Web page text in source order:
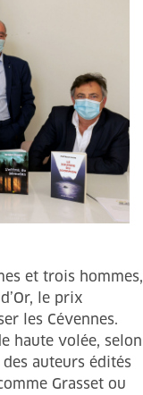
et trois hommes,
le prix
les Cévennes.
haute volée, selon
auteurs édités
Grasset ou